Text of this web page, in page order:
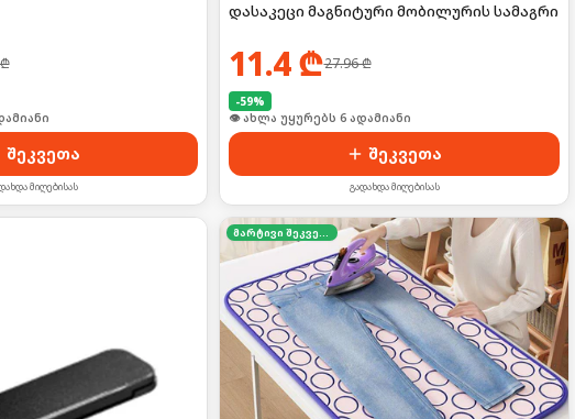
2-მა
შეკვეთა
მიღებისას
დასაკეცი მაგნიტური მობილურის სამაგრი
11.4₾27.96₾
-59%
👁 ახლა უყურებს 6 ადამიანი
შეკვეთა
გადახდა მიღებისას
მარტივი შეკვეთა